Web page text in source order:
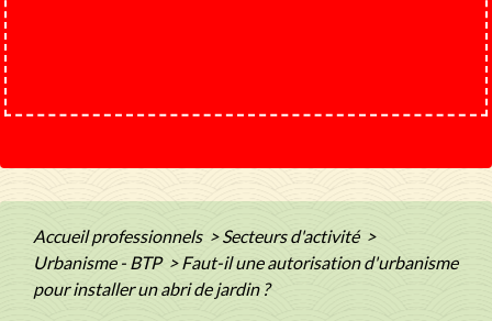
Accueil professionnels > Secteurs d'activité >
Urbanisme - BTP > Faut-il une autorisation d'urbanisme
pour installer un abri de jardin ?